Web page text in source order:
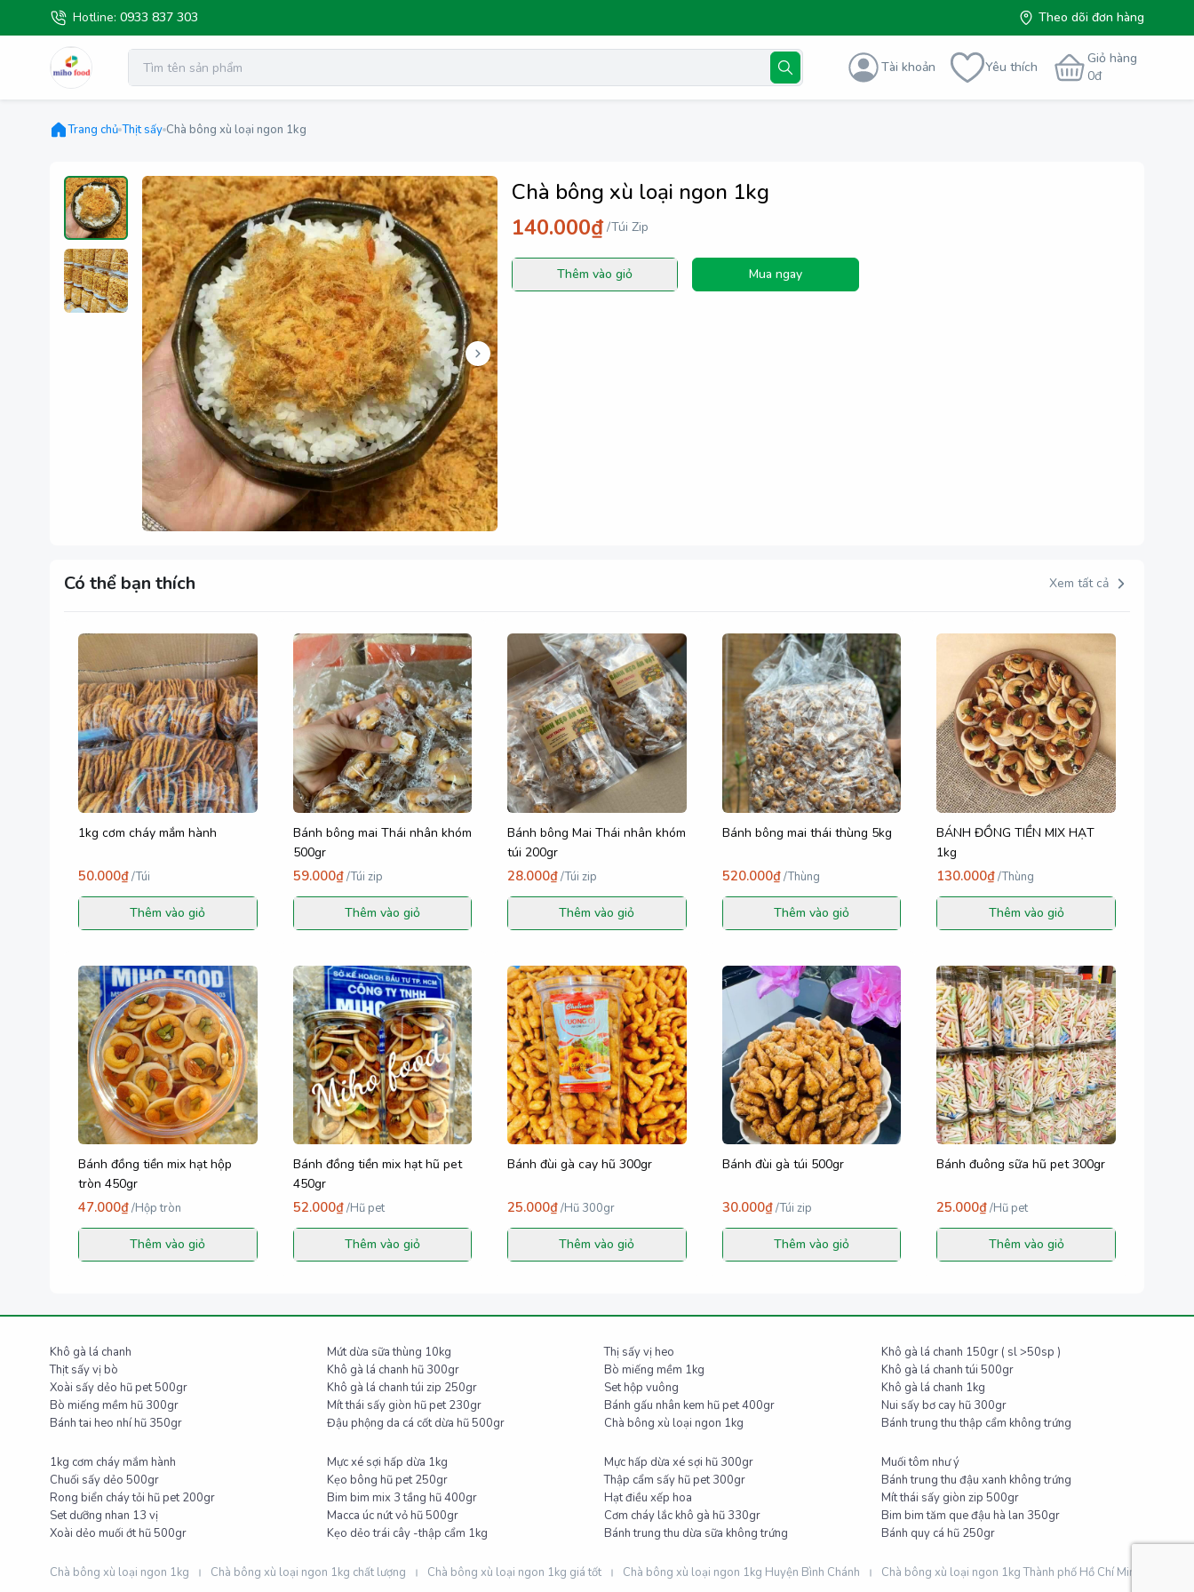
Hotline: 0933 837 303 Theo dõi đơn hàng
Tài khoản Yêu thích
Giỏ hàng
0đ
Trang chủ Thịt sấy Chà bông xù loại ngon 1kg
Chà bông xù loại ngon 1kg
140.000₫ /Túi Zip
Thêm vào giỏ Mua ngay
Có thể bạn thích Xem tất cả
1kg cơm cháy mắm hành
50.000₫/Túi
Thêm vào giỏ
Bánh bông mai Thái nhân khóm
500gr
59.000₫/Túi zip
Thêm vào giỏ
Bánh bông Mai Thái nhân khóm
túi 200gr
28.000₫/Túi zip
Thêm vào giỏ
Bánh bông mai thái thùng 5kg
520.000₫/Thùng
Thêm vào giỏ
BÁNH ĐỒNG TIỀN MIX HẠT
1kg
130.000₫/Thùng
Thêm vào giỏ
Bánh đồng tiền mix hạt hộp
tròn 450gr
47.000₫/Hộp tròn
Thêm vào giỏ
Bánh đồng tiền mix hạt hũ pet
450gr
52.000₫/Hũ pet
Thêm vào giỏ
Bánh đùi gà cay hũ 300gr
25.000₫/Hũ 300gr
Thêm vào giỏ
Bánh đùi gà túi 500gr
30.000₫/Túi zip
Thêm vào giỏ
Bánh đuông sữa hũ pet 300gr
25.000₫/Hũ pet
Thêm vào giỏ
Khô gà lá chanh Mứt dừa sữa thùng 10kg Thị sấy vị heo
Khô gà lá chanh 150gr ( sl >50sp )
Thịt sấy vị bò
Khô gà lá chanh hũ 300gr Bò miếng mềm 1kg
Khô gà lá chanh túi 500gr
Xoài sấy dẻo hũ pet 500gr
Khô gà lá chanh túi zip 250gr Set hộp vuông
Khô gà lá chanh 1kg
Bò miếng mềm hũ 300gr
Mít thái sấy giòn hũ pet 230gr Bánh gấu nhân kem hũ pet 400gr
Nui sấy bơ cay hũ 300gr
Bánh tai heo nhí hũ 350gr
Đậu phộng da cá cốt dừa hũ 500gr Chà bông xù loại ngon 1kg Bánh trung thu thập cẩm không trứng
1kg cơm cháy mắm hành Mực xé sợi hấp dừa 1kg Mực hấp dừa xé sợi hũ 300gr
Muối tôm như ý
Chuối sấy dẻo 500gr
Kẹo bông hũ pet 250gr Thập cẩm sấy hũ pet 300gr
Bánh trung thu đậu xanh không trứng
Rong biển cháy tỏi hũ pet 200gr
Bim bim mix 3 tầng hũ 400gr Hạt điều xếp hoa
Mít thái sấy giòn zip 500gr
Set dưỡng nhan 13 vị
Macca úc nứt vỏ hũ 500gr Cơm cháy lắc khô gà hũ 330gr
Bim bim tăm que đậu hà lan 350gr
Xoài dẻo muối ớt hũ 500gr
Kẹo dẻo trái cây -thập cẩm 1kg Bánh trung thu dừa sữa không trứng Bánh quy cá hũ 250gr
Chà bông xù loại ngon 1kg Chà bông xù loại ngon 1kg chất lượng Chà bông xù loại ngon 1kg giá tốt Chà bông xù loại ngon 1kg Huyện Bình Chánh Chà bông xù loại ngon 1kg Thành phố Hồ Chí Minh